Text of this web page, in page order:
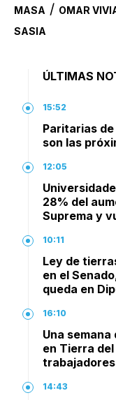
MASA / OMAR
SASIA
ÚLTIMAS
15:52
Paritarias
son las
12:05
28% del
Suprema y
10:11
Ley de
en el
queda en
16:10
Una
en Tierra del
trabajadores
14:43